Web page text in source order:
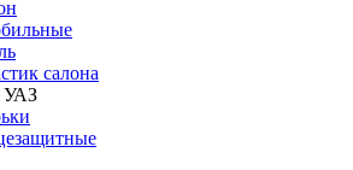
салона
УАЗ